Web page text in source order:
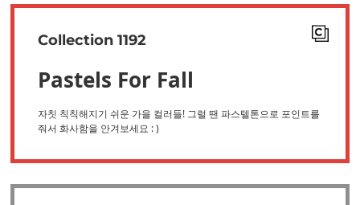
Collection 1192
Pastels For Fall
자칫 칙칙해지기 쉬운 가을 컬러들! 그럴 땐 파스텔톤으로 포인트를
줘서 화사함을 안겨보세요 : )